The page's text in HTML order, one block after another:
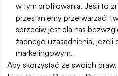
w tym profilowania. Jeśli to
przestaniemy przetwarzać
sprzeciw jest dla nas
żadnego uzasadnienia,
marketingowym.
Aby skorzystać ze swoich